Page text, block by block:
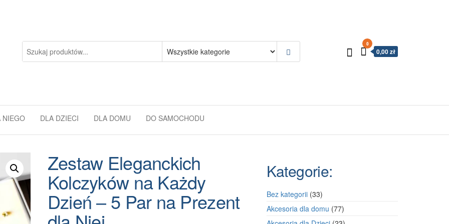
0
0,00 zł
NIEGO DLA DZIECI DLA DOMU DO SAMOCHODU
Zestaw Eleganckich
Kolczyków na Każdy
Dzień – 5 Par na Prezent
Kategorie:
Bez kategorii 3333
produkty
Akcesoria dla domu 7777
produktów